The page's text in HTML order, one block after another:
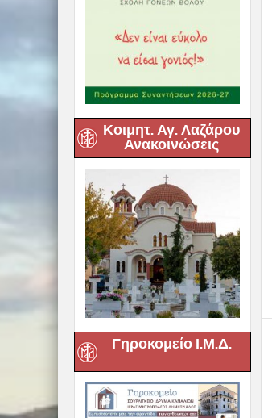
Κοιμητ. Αγ. Λαζάρου
Ανακοινώσεις
Γηροκομείο Ι.Μ.Δ.